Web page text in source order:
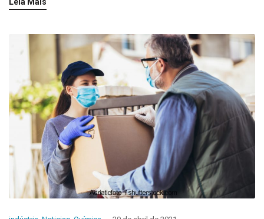
Leia Mais